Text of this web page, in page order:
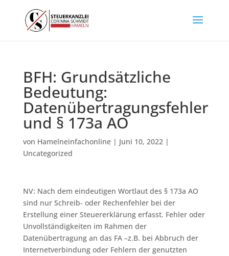
BFH: Grundsätzliche
Bedeutung:
Datenübertragungsfehler
und § 173a AO
von Hamelneinfachonline| Juni 10, 2022|
Uncategorized
NV: Nach dem eindeutigen Wortlaut des § 173a AO
sind nur Schreib- oder Rechenfehler bei der
Erstellung einer Steuererklärung erfasst. Fehler oder
Unvollständigkeiten im Rahmen der
Datenübertragung an das FA –z.B. bei Abbruch der
Internetverbindung oder Fehlern der genutzten